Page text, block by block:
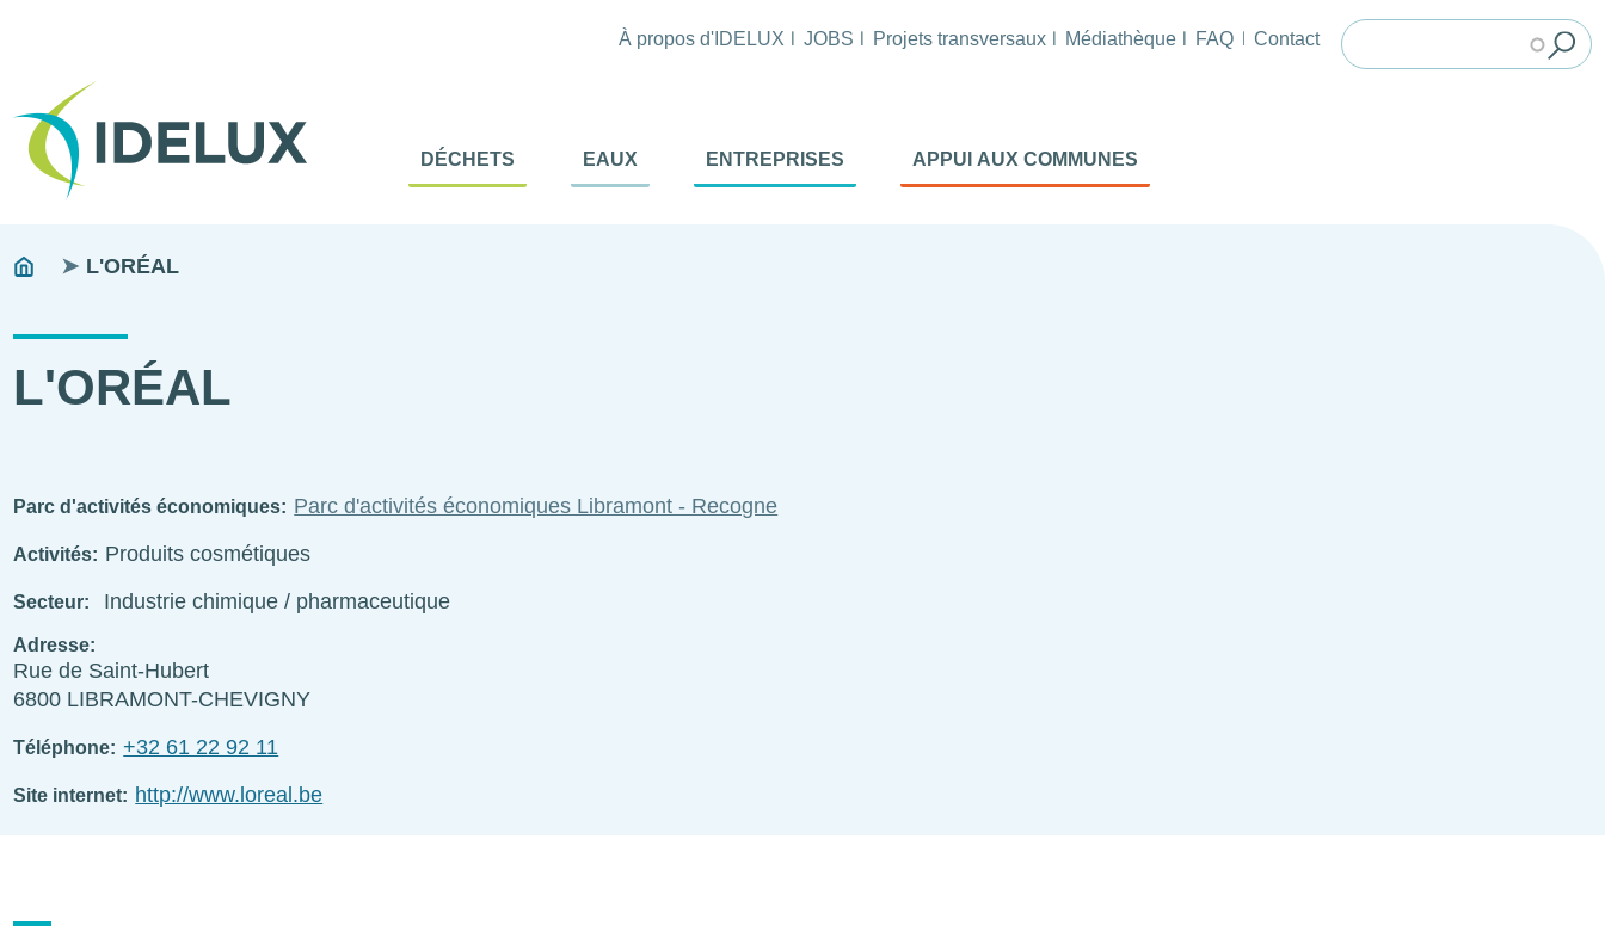
Tête
À propos d'IDELUX JOBS Projets transversaux Médiathèque FAQ Contact
Navigation
Menu
DÉCHETS EAUX ENTREPRISES APPUI AUX COMMUNES
Fils
You
L'ORÉAL
L'ORÉAL
Parc d'activités économiques Parc d'activités économiques Libramont - Recogne
Activités Produits cosmétiques
Secteur Industrie chimique / pharmaceutique
Adresse
Rue de Saint-Hubert
6800 LIBRAMONT-CHEVIGNY
Téléphone +32 61 22 92 11
Site internet http://www.loreal.be